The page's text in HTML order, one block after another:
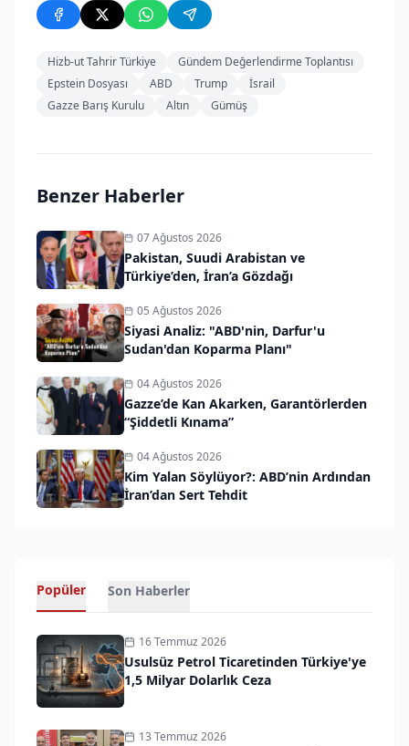
Hizb-ut Tahrir Türkiye
Gündem Değerlendirme Toplantısı
Epstein Dosyası
ABD Trump
İsrail
Gazze Barış Kurulu
Altın Gümüş
Benzer Haberler
07 Ağustos 2026
Pakistan, Suudi Arabistan ve
Türkiye’den, İran’a Gözdağı
05 Ağustos 2026
Siyasi Analiz: "ABD'nin, Darfur'u
Sudan'dan Koparma Planı"
04 Ağustos 2026
Gazze’de Kan Akarken, Garantörlerden
“Şiddetli Kınama”
04 Ağustos 2026
Kim Yalan Söylüyor?: ABD’nin Ardından
İran’dan Sert Tehdit
Popüler Son Haberler
16 Temmuz 2026
Usulsüz Petrol Ticaretinden Türkiye'ye
1,5 Milyar Dolarlık Ceza
13 Temmuz 2026